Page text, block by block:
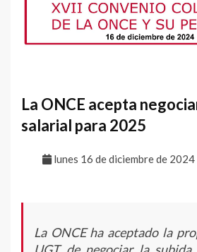
La ONCE acepta
salarial para 2025
lunes 16 de diciembre de 2024
La ONCE ha aceptado la